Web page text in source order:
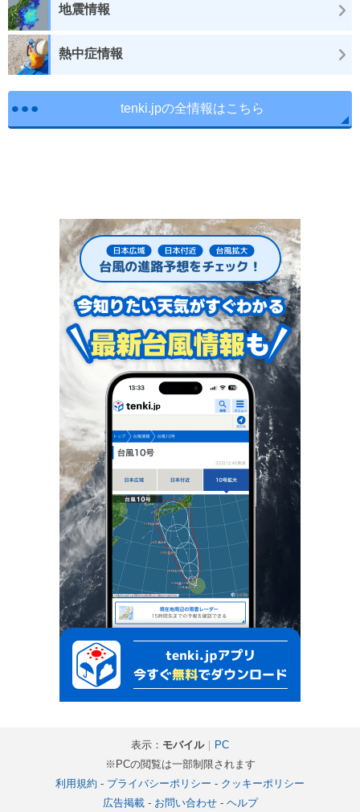
地震情報
熱中症情報
tenki.jpの全情報はこちら
表示： モバイル｜ PC
※PCの閲覧は一部制限されます
利用規約 - プライバシーポリシー - クッキーポリシー
広告掲載- お問い合わせ- ヘルプ